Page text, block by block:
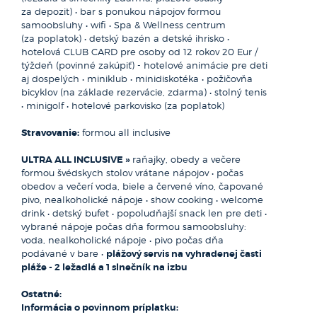
Taliansko - krajina v južnej Európe - sa vyznačuje bohatou
históriou, kultúrou a nádhernou prírodou. Rozprestiera sa
od alpských vrchov na severe až po slnečné pobrežia
Stredozemného mora na juhu. Medzi najznámejšie mestá
patria Rím, Florencia a Benátky, no krajina má aj menej
známe, no rovnako fascinujúce regióny. Kalábria na juhu
Talianska ponúka nádherné pobrežie a malebné dedinky.
Sardínia, ostrov v Stredozemnom mori, je preslávená
ktoré sa tiahne na východnej strane Talianska, je známe
domovom svetoznámej gastronómie, módneho priemyslu
a vína. Každý región má svoje vlastné tradície, čo robí
krajinu ešte pestrejšou a atraktívnejšou pre návštevníkov.
Vydajte sa s nami objavovať kúzlo tejto krajiny
Hlavné mesto: Rím
Počet obyvateľov: 59.342.867
Rozloha: 302 073 km²
Mena: euro
viac foto >>
Tématické a vodné parky Rimini
TEMATICKÉ A VODNÉ PARKY
Dovolenku budete tráviť v oblasti, ktorá je v rámci Európy
jedinečná čo do koncentrácie rôznych zábavných parkov
pre deti i dospelých. Uvádzame vám najlákavejšie z nich.
Pri pobyte v Riminách odporúčame:
Italia in Miniatura - vo Viserba di Rimini, zmenšeniny
talianskych stavieb - www.italiainminiatura.com
Mirabilandia - zábavný park v Ravenne -
Fiabilandia - zábavný park v Miramare di Rimini -
www.fiabilandia.net
za depozit) • bar s ponukou nápojov formou
samoobsluhy • wifi • Spa & Wellness centrum
(za poplatok) • detský bazén a detské ihrisko •
hotelová CLUB CARD pre osoby od 12 rokov 20 Eur /
týždeň (povinné zakúpiť) - hotelové animácie pre deti
aj dospelých • miniklub • minidiskotéka • požičovňa
bicyklov (na základe rezervácie, zdarma) • stolný tenis
• minigolf • hotelové parkovisko (za poplatok)
Stravovanie: formou all inclusive
ULTRA ALL INCLUSIVE »raňajky, obedy a večere
formou švédskych stolov vrátane nápojov • počas
obedov a večerí voda, biele a červené víno, čapované
pivo, nealkoholické nápoje • show cooking • welcome
drink • detský bufet • popoludňajší snack len pre deti •
vybrané nápoje počas dňa formou samoobsluhy:
voda, nealkoholické nápoje • pivo počas dňa
podávané v bare • plážový servis na vyhradenej časti
pláže - 2 ležadlá a 1 slnečník na izbu
Ostatné:
Informácia o povinnom príplatku: